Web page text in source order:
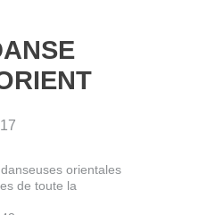
orientales
de toute la